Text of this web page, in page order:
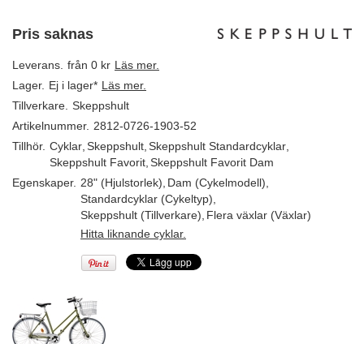
Pris saknas
Leverans. från 0 kr Läs mer.
Lager. Ej i lager* Läs mer.
Tillverkare. Skeppshult
Artikelnummer. 2812-0726-1903-52
Tillhör. Cyklar Skeppshult Skeppshult Standardcyklar
Skeppshult Favorit Skeppshult Favorit Dam
Egenskaper. 28" (Hjulstorlek) Dam (Cykelmodell)
Standardcyklar (Cykeltyp)
Skeppshult (Tillverkare) Flera växlar (Växlar)
Hitta liknande cyklar.